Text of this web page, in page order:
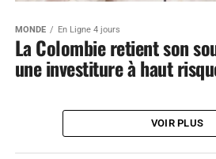
MONDE En Ligne 4 jours
La Colombie retient son
une investiture à haut
VOIR PLUS